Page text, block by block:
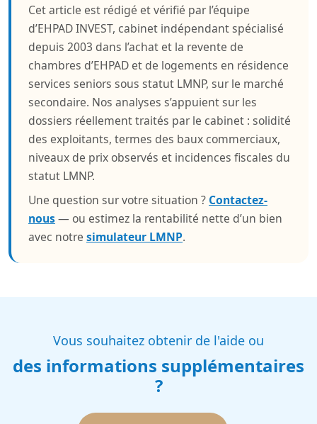
Cet article est rédigé et vérifié par l’équipe
d’EHPAD INVEST, cabinet indépendant spécialisé
depuis 2003 dans l’achat et la revente de
chambres d’EHPAD et de logements en résidence
services seniors sous statut LMNP, sur le marché
secondaire. Nos analyses s’appuient sur les
dossiers réellement traités par le cabinet : solidité
des exploitants, termes des baux commerciaux,
niveaux de prix observés et incidences fiscales du
statut LMNP.
Une question sur votre situation ? Contactez-
nous— ou estimez la rentabilité nette d’un bien
avec notre simulateur LMNP.
Vous souhaitez obtenir de l'aide ou
des informations supplémentaires
?